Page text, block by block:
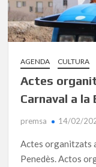
AGENDA CULTURA
Actes
Carnaval a la
premsa 14/02/
Actes organitzats
Penedès. Actos